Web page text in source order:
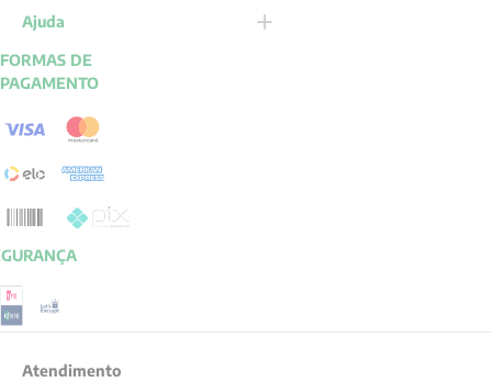
Ajuda
FORMAS DE
PAGAMENTO
Atendimento